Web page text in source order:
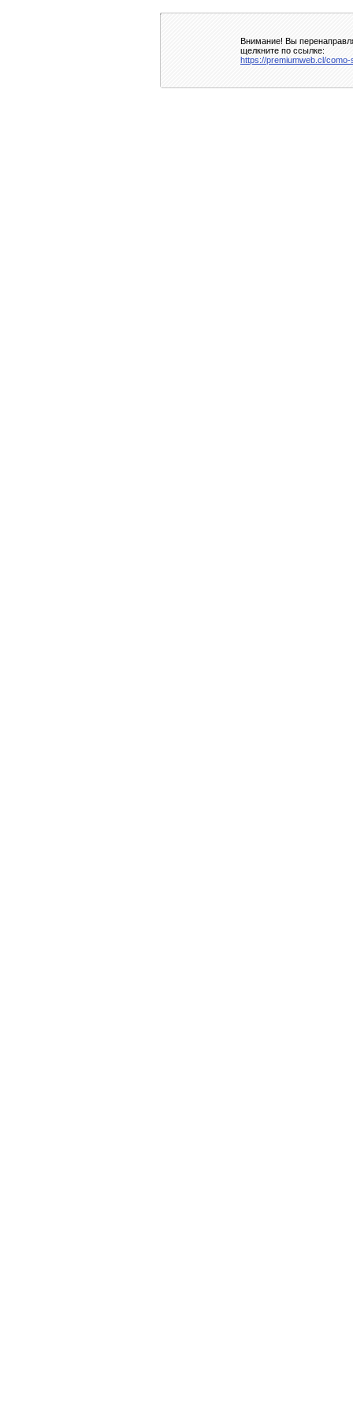
Внимание! Вы
щелкните по ссылке:
https://premiumweb.cl/